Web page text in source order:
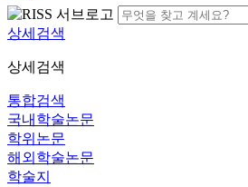
상세검색
상세검색
통합검색
국내학술논문
학위논문
해외학술논문
학술지